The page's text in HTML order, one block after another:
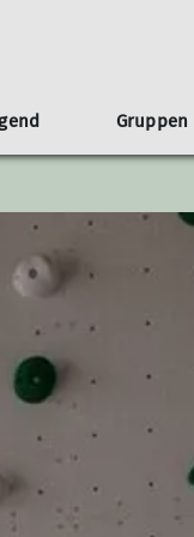
als pdf
des Umbaus
der Sektion während der
Veröffentlichungen -
Gruppen